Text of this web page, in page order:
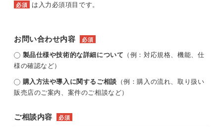
必須 は入力必須項目です。
お問い合わせ内容 必須
製品仕様や技術的な詳細について （例：対応規格、機能、仕
様の確認など）
購入方法や導入に関するご相談 （例：購入の流れ、取り扱い
販売店のご案内、案件のご相談など）
ご相談内容 必須